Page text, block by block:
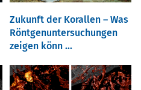
Zukunft der Korallen – Was
Röntgenuntersuchungen
zeigen könn ...